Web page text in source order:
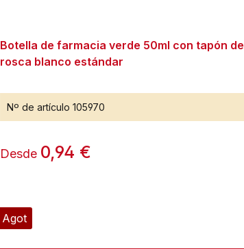
Agot
Botella de farmacia verde 50ml con tapón de
rosca blanco estándar
Nº de artículo 105970
Desde 0,94 €